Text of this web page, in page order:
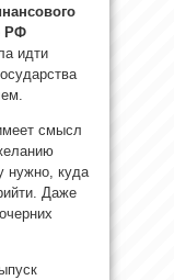
РФ
идти
смысл
нужно, куда
Даже